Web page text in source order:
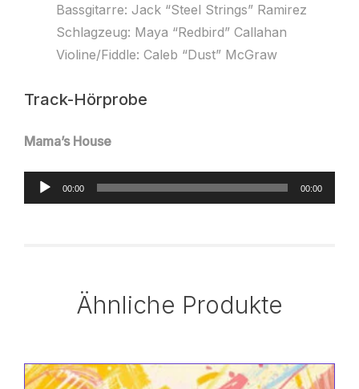
Bassgitarre: Jack “Steel Strings” Ramirez
Schlagzeug: Maya “Redbird” Callahan
Violine/Fiddle: Caleb “Dust” McGraw
Track-Hörprobe
Mama’s House
Audio-
Player
00:00 00:00
Ähnliche Produkte